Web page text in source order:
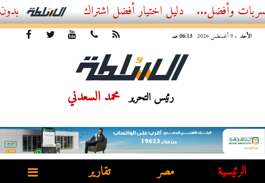
أفضل اشتراك IPTV بدون تقطيع 2026 – دليل المشاهد العصري
الأحد ، 9 أغسطس 2026 06:13 صـ
رئيس التحرير محمد السعدني
الرئيسية مصر تقارير